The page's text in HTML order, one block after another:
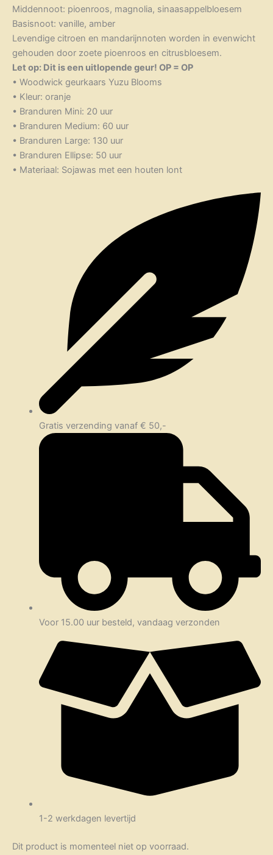
Middennoot: pioenroos, magnolia, sinaasappelbloesem
Basisnoot: vanille, amber
Levendige citroen en mandarijnnoten worden in evenwicht
gehouden door zoete pioenroos en citrusbloesem.
Let op: Dit is een uitlopende geur! OP = OP
• Woodwick geurkaars Yuzu Blooms
• Kleur: oranje
• Branduren Mini: 20 uur
• Branduren Medium: 60 uur
• Branduren Large: 130 uur
• Branduren Ellipse: 50 uur
• Materiaal: Sojawas met een houten lont
Gratis verzending vanaf € 50,-
Voor 15.00 uur besteld, vandaag verzonden
1-2 werkdagen levertijd
Dit product is momenteel niet op voorraad.